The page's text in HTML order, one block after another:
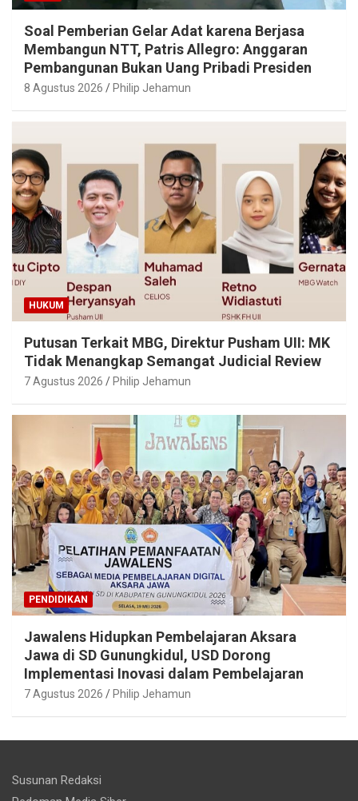
Soal Pemberian Gelar Adat karena Berjasa
Membangun NTT, Patris Allegro: Anggaran
Pembangunan Bukan Uang Pribadi Presiden
8 Agustus 2026 Philip Jehamun
HUKUM
Putusan Terkait MBG, Direktur Pusham UII: MK
Tidak Menangkap Semangat Judicial Review
7 Agustus 2026 Philip Jehamun
PENDIDIKAN
Jawalens Hidupkan Pembelajaran Aksara
Jawa di SD Gunungkidul, USD Dorong
Implementasi Inovasi dalam Pembelajaran
7 Agustus 2026 Philip Jehamun
Susunan Redaksi